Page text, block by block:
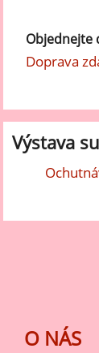
Objednejte
Doprava
Výstava
O NÁS